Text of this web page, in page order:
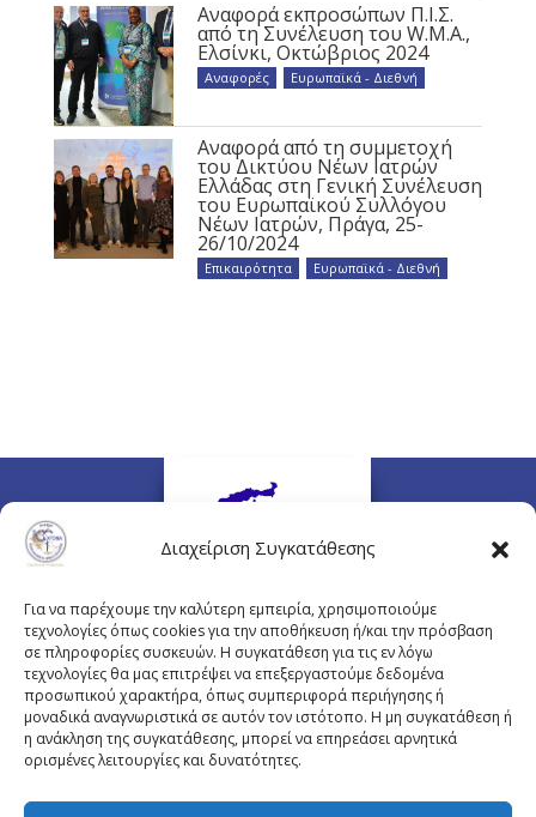
Διαχείριση Συγκατάθεσης
Για να παρέχουμε την καλύτερη εμπειρία, χρησιμοποιούμε
τεχνολογίες όπως cookies για την αποθήκευση ή/και την πρόσβαση
σε πληροφορίες συσκευών. Η συγκατάθεση για τις εν λόγω
τεχνολογίες θα μας επιτρέψει να επεξεργαστούμε δεδομένα
προσωπικού χαρακτήρα, όπως συμπεριφορά περιήγησης ή
μοναδικά αναγνωριστικά σε αυτόν τον ιστότοπο. Η μη συγκατάθεση ή
η ανάκληση της συγκατάθεσης, μπορεί να επηρεάσει αρνητικά
ορισμένες λειτουργίες και δυνατότητες.
Αναφορά εκπροσώπων Π.Ι.Σ.
από τη Συνέλευση του W.M.A.,
Ελσίνκι, Οκτώβριος 2024
Αναφορές Ευρωπαϊκά - Διεθνή
Αναφορά από τη συμμετοχή
του Δικτύου Νέων Ιατρών
Ελλάδας στη Γενική Συνέλευση
του Ευρωπαϊκού Συλλόγου
Νέων Ιατρών, Πράγα, 25-
26/10/2024
Επικαιρότητα Ευρωπαϊκά - Διεθνή
Πλουτάρχου 3, 10675 Αθήνα
Email επικοινωνίας:pisinfo@pis.gr